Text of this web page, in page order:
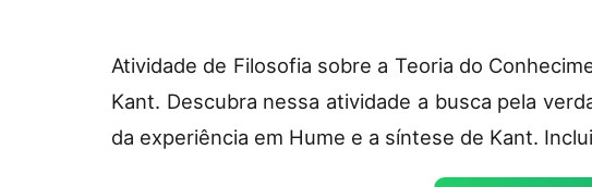
Atividade de Filosofia sobre a Teoria do
Kant. Descubra nessa atividade a busca pela
da experiência em Hume e a síntese de Kant.